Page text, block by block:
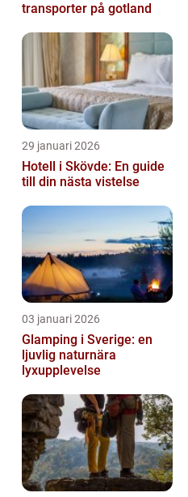
transporter på gotland
29 januari 2026
Hotell i Skövde: En guide
till din nästa vistelse
03 januari 2026
Glamping i Sverige: en
ljuvlig naturnära
lyxupplevelse